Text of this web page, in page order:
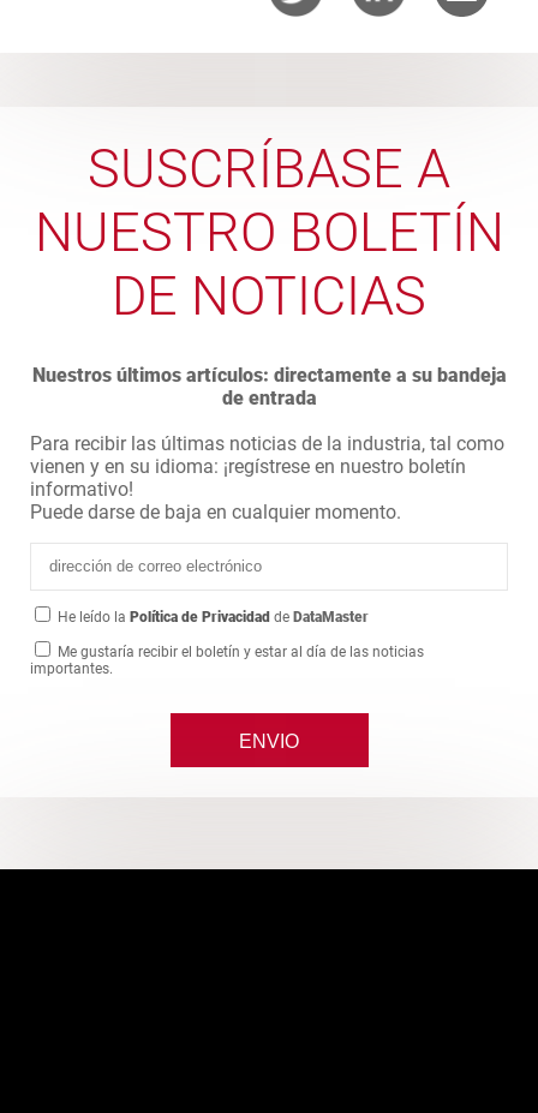
SUSCRÍBASE A
NUESTRO BOLETÍN
DE NOTICIAS
Nuestros últimos artículos: directamente a su bandeja
de entrada
Para recibir las últimas noticias de la industria, tal como
vienen y en su idioma: ¡regístrese en nuestro boletín
informativo!
Puede darse de baja en cualquier momento.
He leído la Política de Privacidad de DataMaster
Me gustaría recibir el boletín y estar al día de las noticias
importantes.